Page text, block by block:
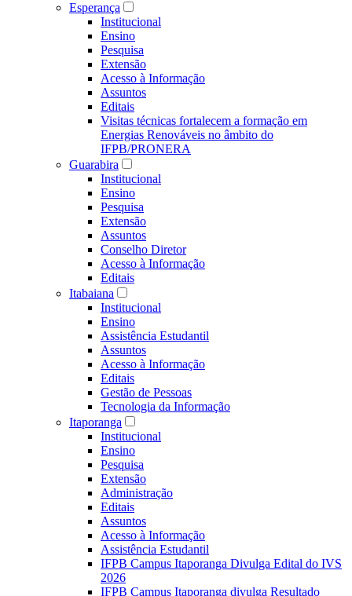
Esperança
Institucional
Ensino
Pesquisa
Extensão
Acesso à Informação
Assuntos
Editais
Visitas técnicas fortalecem a formação em
Energias Renováveis no âmbito do
IFPB/PRONERA
Guarabira
Institucional
Ensino
Pesquisa
Extensão
Assuntos
Conselho Diretor
Acesso à Informação
Editais
Itabaiana
Institucional
Ensino
Assistência Estudantil
Assuntos
Acesso à Informação
Editais
Gestão de Pessoas
Tecnologia da Informação
Itaporanga
Institucional
Ensino
Pesquisa
Extensão
Administração
Editais
Assuntos
Acesso à Informação
Assistência Estudantil
IFPB Campus Itaporanga Divulga Edital do IVS
2026
IFPB Campus Itaporanga divulga Resultado